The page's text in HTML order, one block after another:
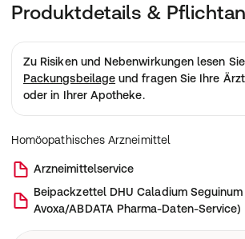
Produktdetails &
Zu Risiken und Nebenwirkungen lesen
Packungsbeilage und fragen Sie Ihre
oder in Ihrer Apotheke.
Homöopathisches Arzneimittel
Arzneimittelservice
Beipackzettel DHU Caladium
Avoxa/ABDATA Pharma-Daten-Service)